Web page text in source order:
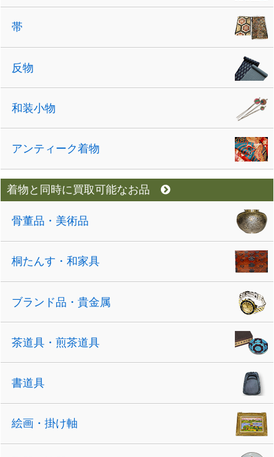
帯
反物
和装小物
アンティーク着物
着物と同時に買取可能なお品
骨董品・美術品
桐たんす・和家具
ブランド品・貴金属
茶道具・煎茶道具
書道具
絵画・掛け軸